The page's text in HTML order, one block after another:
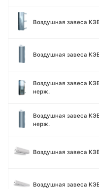
Воздушная завеса
Воздушная завеса
Воздушная завеса
нерж.
Воздушная завеса
нерж.
Воздушная завеса
Воздушная завеса